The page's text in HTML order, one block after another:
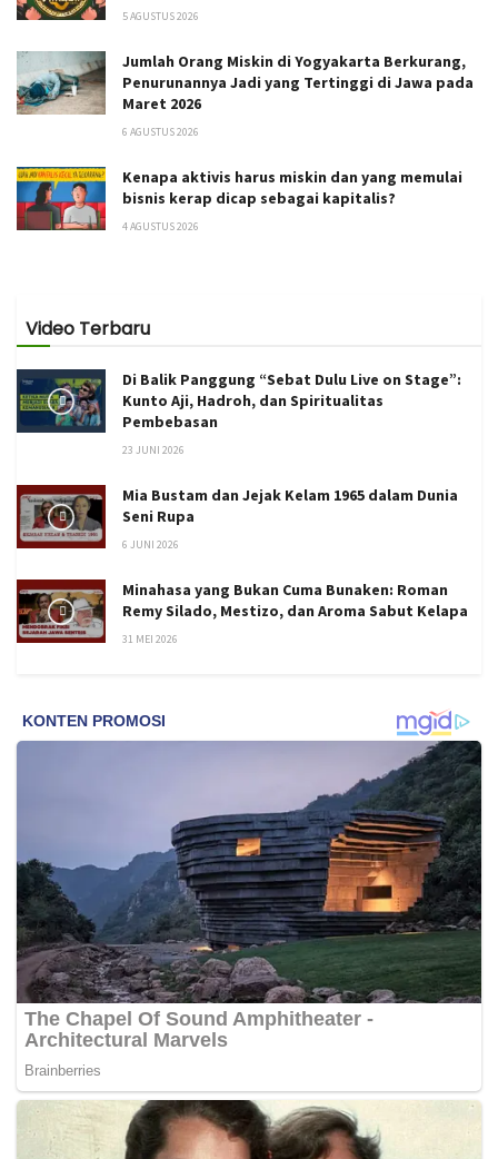
5 AGUSTUS 2026
Jumlah Orang Miskin di Yogyakarta Berkurang,
Penurunannya Jadi yang Tertinggi di Jawa pada
Maret 2026
6 AGUSTUS 2026
Kenapa aktivis harus miskin dan yang memulai
bisnis kerap dicap sebagai kapitalis?
4 AGUSTUS 2026
Video Terbaru
Di Balik Panggung “Sebat Dulu Live on Stage”:
Kunto Aji, Hadroh, dan Spiritualitas
Pembebasan
23 JUNI 2026
Mia Bustam dan Jejak Kelam 1965 dalam Dunia
Seni Rupa
6 JUNI 2026
Minahasa yang Bukan Cuma Bunaken: Roman
Remy Silado, Mestizo, dan Aroma Sabut Kelapa
31 MEI 2026